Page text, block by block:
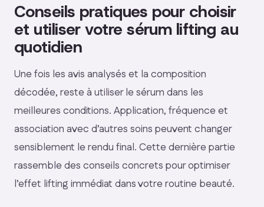
Conseils pratiques pour choisir
et utiliser votre sérum lifting au
quotidien
Une fois les avis analysés et la composition
décodée, reste à utiliser le sérum dans les
meilleures conditions. Application, fréquence et
association avec d’autres soins peuvent changer
sensiblement le rendu final. Cette dernière partie
rassemble des conseils concrets pour optimiser
l’effet lifting immédiat dans votre routine beauté.